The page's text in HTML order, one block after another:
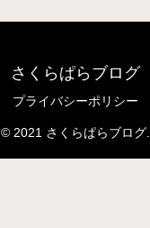
さくらぱらブログ
プライバシーポリシー
© 2021 さくらぱらブログ.